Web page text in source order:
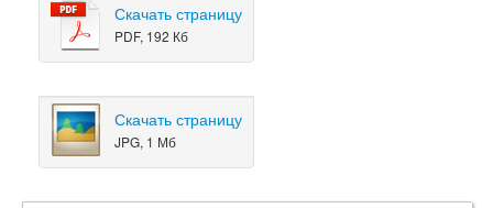
Скачать страницу
PDF, 192 Кб
Скачать страницу
JPG, 1 Мб